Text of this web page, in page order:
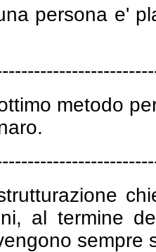
persona e'
metodo
al termine
sempre